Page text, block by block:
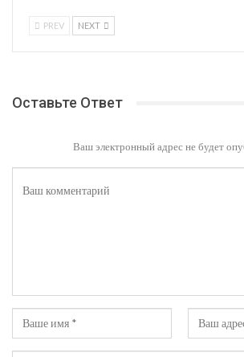
PREV NEXT
Оставьте Ответ
Ваш электронный адрес не будет